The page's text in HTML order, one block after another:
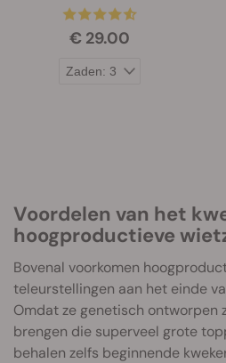
€ 29.00
Voordelen van het
hoogproductieve
Bovenal voorkomen
teleurstellingen aan het einde
Omdat ze genetisch ontworpen
brengen die superveel grote
behalen zelfs beginnende